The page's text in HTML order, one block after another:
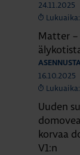
24.11.2025
Matter –
16.10.2025
Uuden
korvaa
V1:n